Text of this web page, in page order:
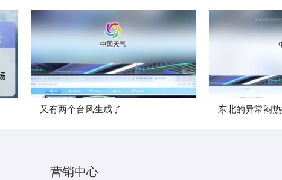
又有两个台风生成了 东北的异常闷
营销中心